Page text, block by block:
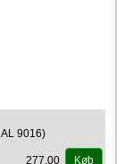
9016)
277,00 Køb